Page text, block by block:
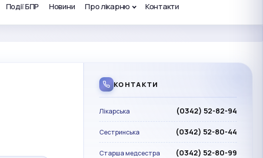
Події БПР Новини Про лікарню Контакти
КОНТАКТИ
Лікарська (0342) 52-82-94
Сестринська (0342) 52-80-44
Старша медсестра (0342) 52-80-99